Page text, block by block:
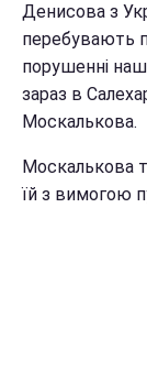
Денисова з
перебувають
порушенні
зараз в
Москалькова.
Москалькова
їй з вимогою